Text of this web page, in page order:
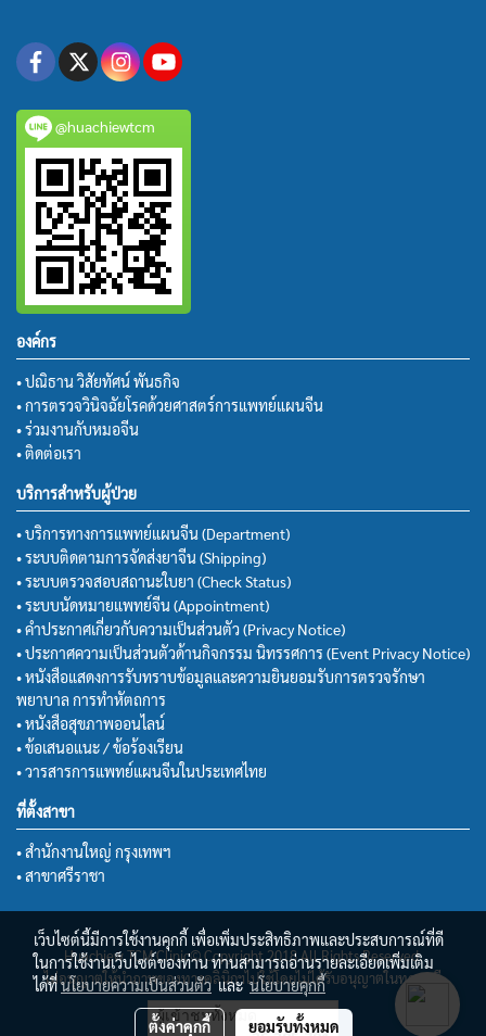
@huachiewtcm
องค์กร
• ปณิธาน วิสัยทัศน์ พันธกิจ
• การตรวจวินิจฉัยโรคด้วยศาสตร์การแพทย์แผนจีน
• ร่วมงานกับหมอจีน
• ติดต่อเรา
บริการสำหรับผู้ป่วย
• บริการทางการแพทย์แผนจีน (Department)
• ระบบติดตามการจัดส่งยาจีน (Shipping)
• ระบบตรวจสอบสถานะใบยา (Check Status)
• ระบบนัดหมายแพทย์จีน (Appointment)
• คำประกาศเกี่ยวกับความเป็นส่วนตัว (Privacy Notice)
• ประกาศความเป็นส่วนตัวด้านกิจกรรม นิทรรศการ (Event Privacy Notice)
• หนังสือแสดงการรับทราบข้อมูลและความยินยอมรับการตรวจรักษา
พยาบาล การทำหัตถการ
• หนังสือสุขภาพออนไลน์
• ข้อเสนอแนะ / ข้อร้องเรียน
• วารสารการแพทย์แผนจีนในประเทศไทย
ที่ตั้งสาขา
• สำนักงานใหญ่ กรุงเทพฯ
• สาขาศรีราชา
Huachiew TCM Clinic© Copyright 2018 All Rights Reserved.
ไม่อนุญาตให้นำภาพของทางคลินิกฯไปใช้โดยไม่ได้รับอนุญาตในทุกกรณี
ผู้เข้าชมวันนี้ 7,315
เว็บไซต์นี้มีการใช้งานคุกกี้ เพื่อเพิ่มประสิทธิภาพและประสบการณ์ที่ดี
ในการใช้งานเว็บไซต์ของท่าน ท่านสามารถอ่านรายละเอียดเพิ่มเติม
ได้ที่นโยบายความเป็นส่วนตัวและนโยบายคุกกี้
ตั้งค่าคุกกี้ ยอมรับทั้งหมด